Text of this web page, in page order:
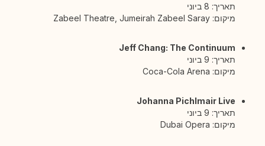
תאריך: 8 ביוני
מיקום: Zabeel Theatre, Jumeirah Zabeel Saray
Jeff Chang: The Continuum
תאריך: 9 ביוני
מיקום: Coca-Cola Arena
Johanna Pichlmair Live
תאריך: 9 ביוני
מיקום: Dubai Opera